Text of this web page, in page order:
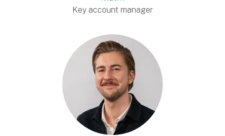
Key account manager